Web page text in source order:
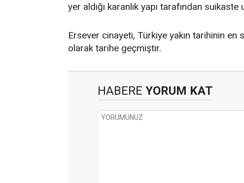
yer aldığı karanlık yapı tarafından suikaste
Ersever cinayeti, Türkiye yakın tarihinin
olarak tarihe geçmiştir.
HABERE YORUM KAT